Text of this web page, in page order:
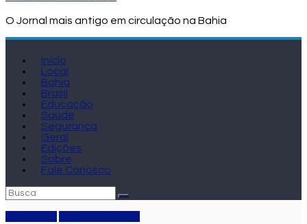
O Jornal mais antigo em circulação na Bahia
Início
Local
Bahia
Brasil
Educação
Saúde
Segurança
Geral
Edições
Sobre
Fale Conosco